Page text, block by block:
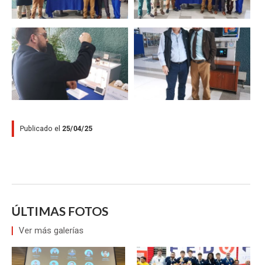
Zoom Zoom
Publicado el 25/04/25
ÚLTIMAS FOTOS
Ver más galerías